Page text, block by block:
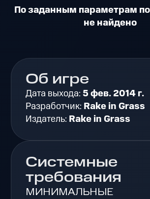
По заданным параметрам
не найдено
Об игре
Дата выхода:5 фев. 2014 г.
Разработчик: Rake in Grass
Издатель: Rake in Grass
Системные
требования
МИНИМАЛЬНЫЕ